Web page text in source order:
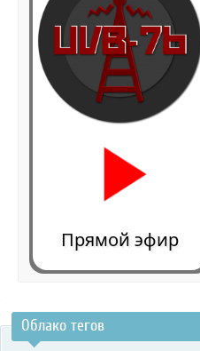
Прямой эфир
Облако тегов